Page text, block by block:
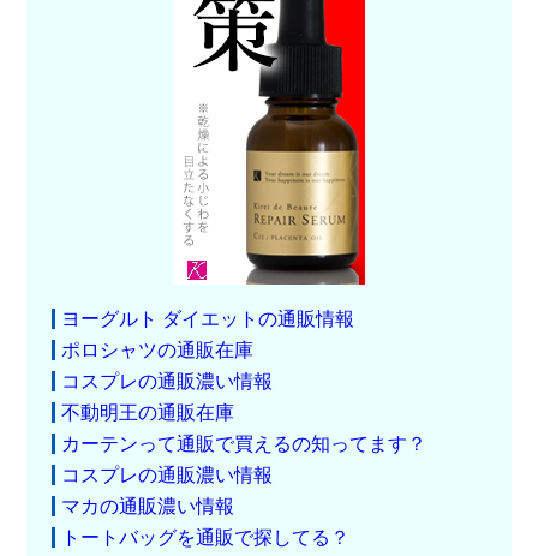
ヨーグルト ダイエットの通販情報
ポロシャツの通販在庫
コスプレの通販濃い情報
不動明王の通販在庫
カーテンって通販で買えるの知ってます？
コスプレの通販濃い情報
マカの通販濃い情報
トートバッグを通販で探してる？